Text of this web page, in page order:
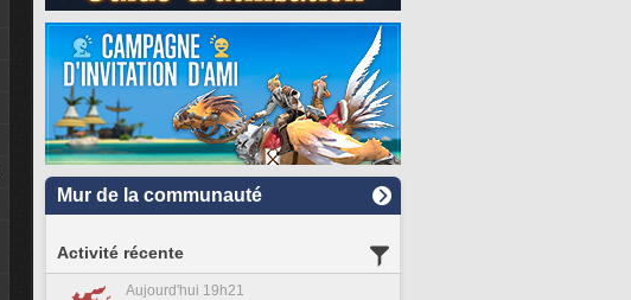
Mur de la communauté
Activité récente
Aujourd'hui 19h21